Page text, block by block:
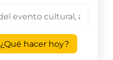
¿Qué hacer hoy?